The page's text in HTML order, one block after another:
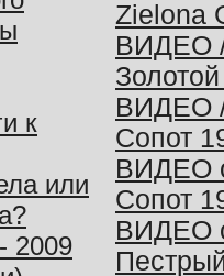
к
или
2009
Zielona
ВИДЕО
ВИДЕО
Сопот
ВИДЕО
Сопот
ВИДЕО